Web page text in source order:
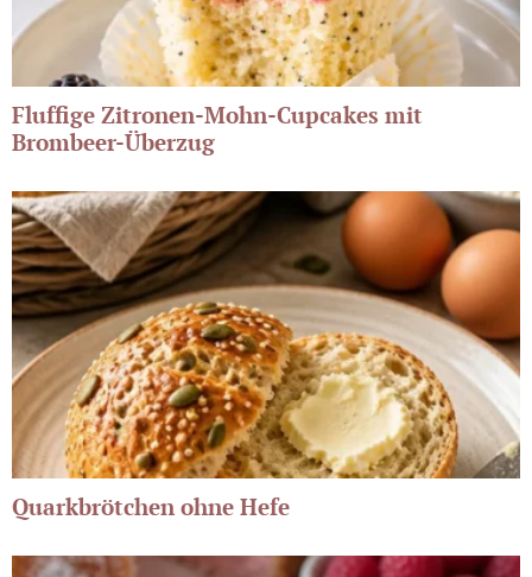
Fluffige Zitronen-Mohn-Cupcakes mit
Brombeer-Überzug
Quarkbrötchen ohne Hefe